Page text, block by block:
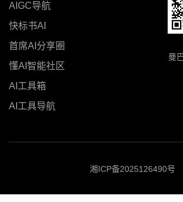
AIGC导航
快标书AI
首席AI分享圈
懂AI智能社区
AI工具箱
AI工具导航
曼
湘ICP备2025126490号